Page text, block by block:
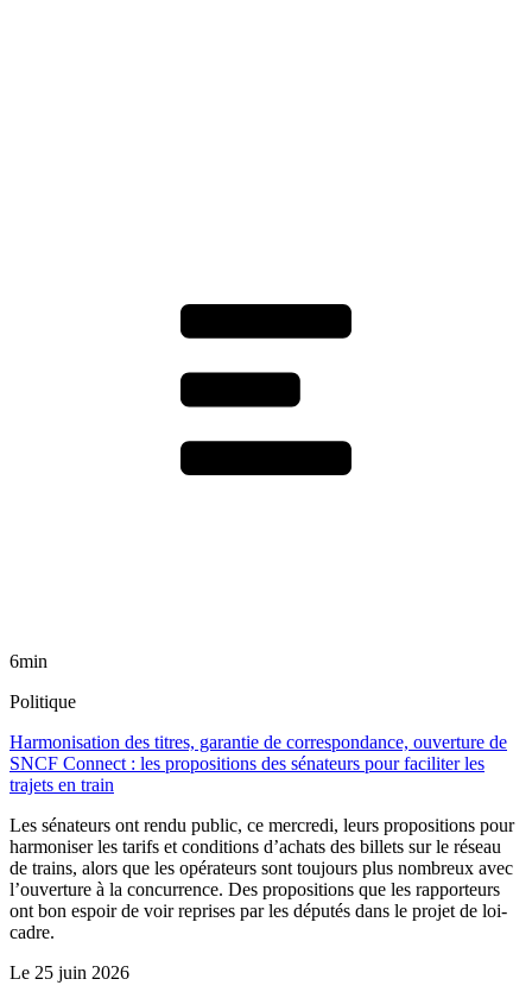
6min
Politique
Harmonisation des titres, garantie de correspondance, ouverture de
SNCF Connect : les propositions des sénateurs pour faciliter les
trajets en train
Les sénateurs ont rendu public, ce mercredi, leurs propositions pour
harmoniser les tarifs et conditions d’achats des billets sur le réseau
de trains, alors que les opérateurs sont toujours plus nombreux avec
l’ouverture à la concurrence. Des propositions que les rapporteurs
ont bon espoir de voir reprises par les députés dans le projet de loi-
cadre.
Le 25 juin 2026